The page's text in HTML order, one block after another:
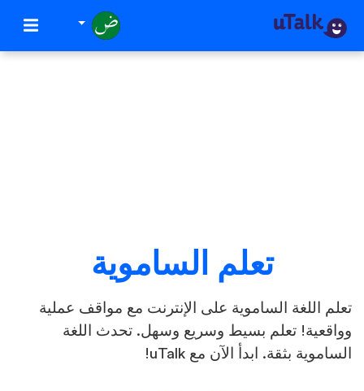
تعلم الساموية
تعلم اللغة الساموية على الإنترنت مع مواقف عملية
وواقعية! تعلم بسيط وسريع وسهل. تحدث اللغة
الساموية بثقة. ابدأ الآن مع uTalk!